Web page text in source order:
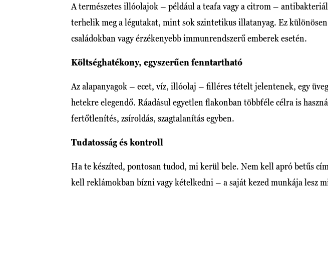
A természetes illóolajok – például a teafa vagy a citrom –
terhelik meg a légutakat, mint sok szintetikus illatanyag. Ez
családokban vagy érzékenyebb immunrendszerű emberek esetén.
Költséghatékony, egyszerűen fenntartható
Az alapanyagok – ecet, víz, illóolaj – filléres tételt jelentenek, egy
hetekre elegendő. Ráadásul egyetlen flakonban többféle célra is
fertőtlenítés, zsíroldás, szagtalanítás egyben.
Tudatosság és kontroll
Ha te készíted, pontosan tudod, mi kerül bele. Nem kell apró betűs
kell reklámokban bízni vagy kételkedni – a saját kezed munkája lesz